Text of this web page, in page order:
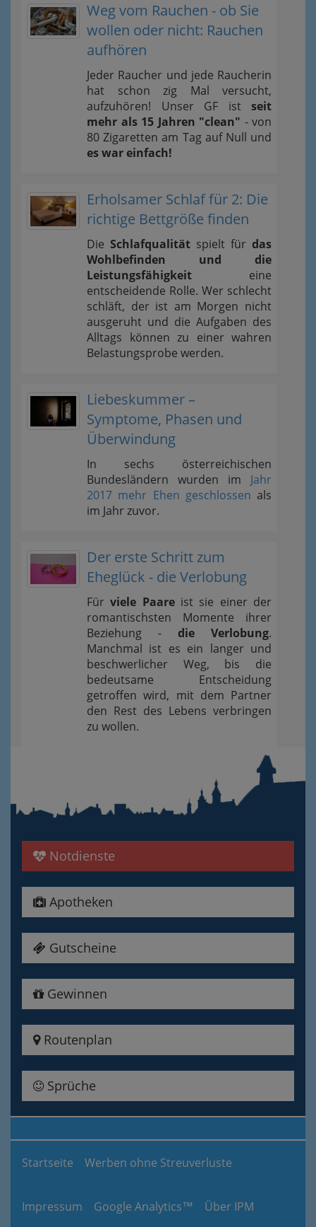
Weg vom Rauchen - ob Sie
wollen oder nicht: Rauchen
aufhören
Jeder Raucher und jede Raucherin
hat schon zig Mal versucht,
aufzuhören! Unser GF ist seit
mehr als 15 Jahren "clean" - von
80 Zigaretten am Tag auf Null und
es war einfach!
Erholsamer Schlaf für 2: Die
richtige Bettgröße finden
Die Schlafqualität spielt für das
Wohlbefinden und die
Leistungsfähigkeit eine
entscheidende Rolle. Wer schlecht
schläft, der ist am Morgen nicht
ausgeruht und die Aufgaben des
Alltags können zu einer wahren
Belastungsprobe werden.
Liebeskummer –
Symptome, Phasen und
Überwindung
In sechs österreichischen
Bundesländern wurden im Jahr
2017 mehr Ehen geschlossen als
im Jahr zuvor.
Der erste Schritt zum
Eheglück - die Verlobung
Fürviele Paareist sie einer der
romantischsten Momente ihrer
Beziehung - die Verlobung.
Manchmal ist es ein langer und
beschwerlicher Weg, bis die
bedeutsame Entscheidung
getroffen wird, mit dem Partner
den Rest des Lebens verbringen
zu wollen.
Notdienste
Apotheken
Gutscheine
Gewinnen
Routenplan
Sprüche
Startseite Werben ohne Streuverluste
Impressum Google Analytics™ Über IPM